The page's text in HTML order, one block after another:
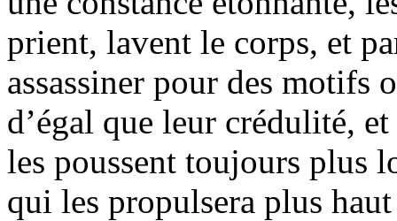
prient, lavent le corps, et
assassiner pour des motifs
d’égal que leur crédulité,
les poussent toujours plus
qui les propulsera plus